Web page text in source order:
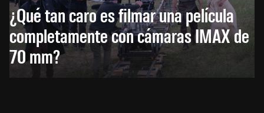
¿Qué tan caro es filmar una película
completamente con cámaras IMAX de
70 mm?